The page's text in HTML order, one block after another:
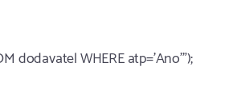
dodavatel WHERE atp='Ano'");